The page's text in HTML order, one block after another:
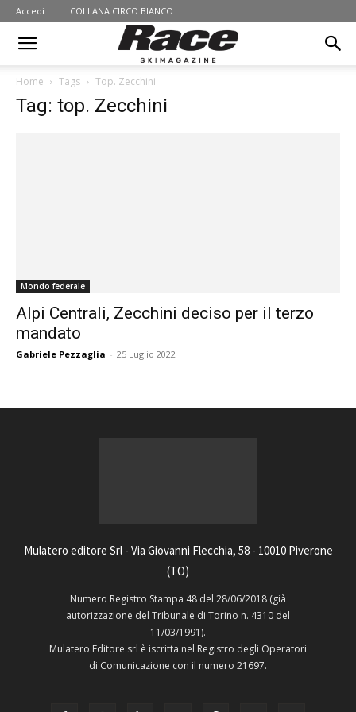
Accedi COLLANA CIRCO BIANCO
Home Tags Top. Zecchini
Tag: top. Zecchini
Mondo federale
Alpi Centrali, Zecchini deciso per il terzo
mandato
Gabriele Pezzaglia - 25 Luglio 2022
Mulatero editore Srl - Via Giovanni Flecchia, 58 - 10010 Piverone
(TO)
Numero Registro Stampa 48 del 28/06/2018 (già
autorizzazione del Tribunale di Torino n. 4310 del
11/03/1991).
Mulatero Editore srl è iscritta nel Registro degli Operatori
di Comunicazione con il numero 21697.